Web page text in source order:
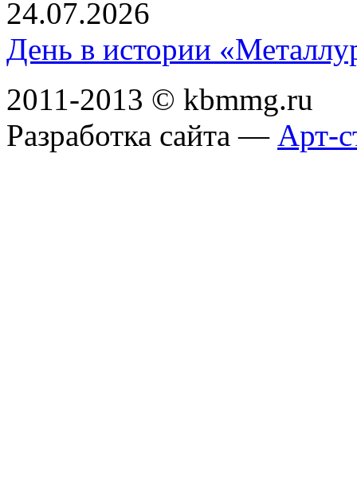
24.07.2026
День в истории
2011-2013 © kbmmg.ru
Разработка сайта — Арт-